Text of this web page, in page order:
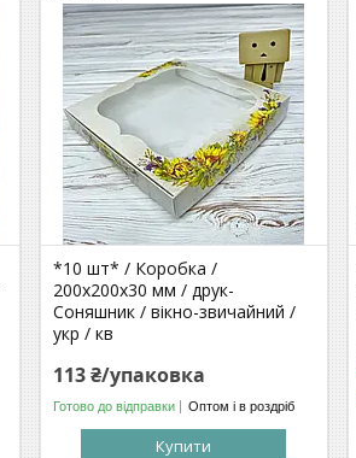
*10 шт* / Коробка /
200х200х30 мм / друк-
Соняшник / вікно-звичайний /
укр / кв
113 ₴/упаковка
Готово до відправки Оптом і в роздріб
Купити